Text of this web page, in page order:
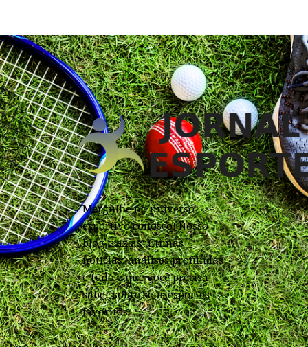
Mergulhe no universo
esportivo conosco! Nosso
blog traz as últimas
notícias, análises profundas
e tudo o que você precisa
saber sobre seus esportes
favoritos.